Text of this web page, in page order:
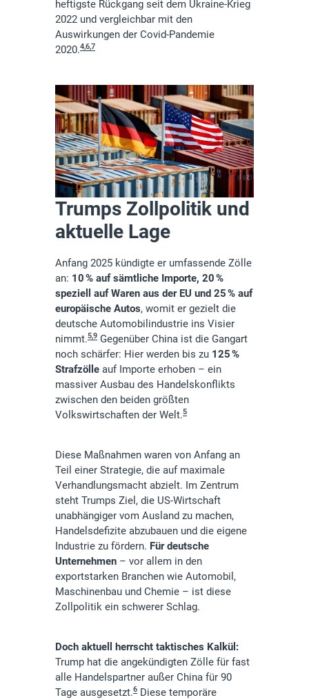
heftigste Rückgang seit dem Ukraine-Krieg
2022 und vergleichbar mit den
Auswirkungen der Covid-Pandemie
2020.4,6,7
Trumps Zollpolitik und
aktuelle Lage
Anfang 2025 kündigte er umfassende Zölle
an: 10 % auf sämtliche Importe, 20 %
speziell auf Waren aus der EU und 25 % auf
europäische Autos, womit er gezielt die
deutsche Automobilindustrie ins Visier
nimmt.5,9 Gegenüber China ist die Gangart
noch schärfer: Hier werden bis zu 125 %
Strafzölle auf Importe erhoben – ein
massiver Ausbau des Handelskonflikts
zwischen den beiden größten
Volkswirtschaften der Welt.5
Diese Maßnahmen waren von Anfang an
Teil einer Strategie, die auf maximale
Verhandlungsmacht abzielt. Im Zentrum
steht Trumps Ziel, die US-Wirtschaft
unabhängiger vom Ausland zu machen,
Handelsdefizite abzubauen und die eigene
Industrie zu fördern. Für deutsche
Unternehmen – vor allem in den
exportstarken Branchen wie Automobil,
Maschinenbau und Chemie – ist diese
Zollpolitik ein schwerer Schlag.
Doch aktuell herrscht taktisches Kalkül:
Trump hat die angekündigten Zölle für fast
alle Handelspartner außer China für 90
Tage ausgesetzt.6 Diese temporäre